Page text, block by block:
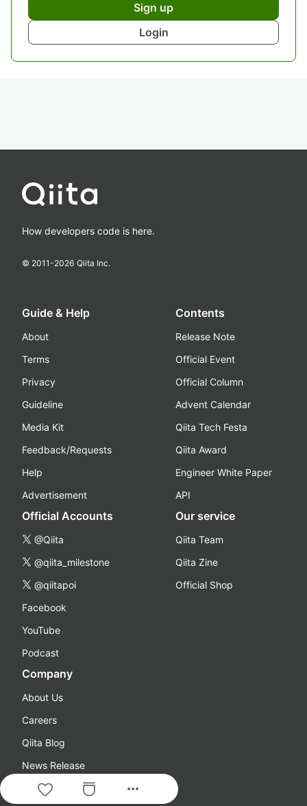
Sign up
Login
more_horiz
How developers code is here.
© 2011-2026 Qiita Inc.
Guide & Help
About
Terms
Privacy
Guideline
Media Kit
Feedback/Requests
Help
Advertisement
Contents
Release Note
Official Event
Official Column
Advent Calendar
Qiita Tech Festa
Qiita Award
Engineer White Paper
API
Official Accounts
@Qiita
@qiita_milestone
@qiitapoi
Facebook
YouTube
Podcast
Our service
Qiita Team
Qiita Zine
Official Shop
Company
About Us
Careers
Qiita Blog
News Release